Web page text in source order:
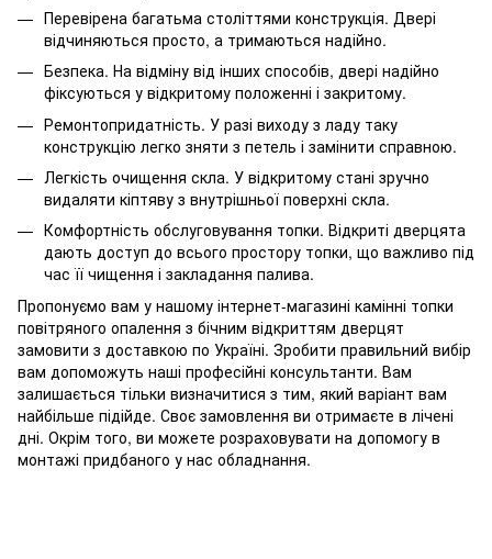
Перевірена багатьма століттями конструкція. Двері
відчиняються просто, а тримаються надійно.
Безпека. На відміну від інших способів, двері надійно
фіксуються у відкритому положенні і закритому.
Ремонтопридатність. У разі виходу з ладу таку
конструкцію легко зняти з петель і замінити справною.
Легкість очищення скла. У відкритому стані зручно
видаляти кіптяву з внутрішньої поверхні скла.
Комфортність обслуговування топки. Відкриті дверцята
дають доступ до всього простору топки, що важливо під
час її чищення і закладання палива.
Пропонуємо вам у нашому інтернет-магазині камінні топки
повітряного опалення з бічним відкриттям дверцят
замовити з доставкою по Україні. Зробити правильний вибір
вам допоможуть наші професійні консультанти. Вам
залишається тільки визначитися з тим, який варіант вам
найбільше підійде. Своє замовлення ви отримаєте в лічені
дні. Окрім того, ви можете розраховувати на допомогу в
монтажі придбаного у нас обладнання.